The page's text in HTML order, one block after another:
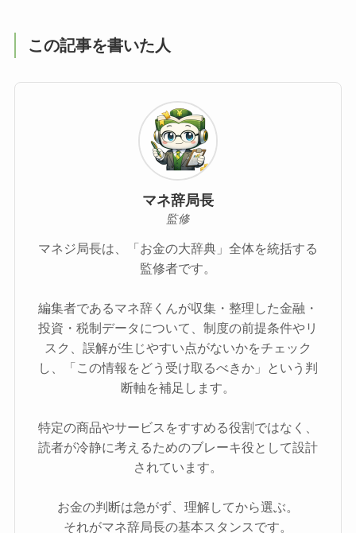
この記事を書いた人
マネ辞局長
監修
マネジ局長は、「お金の大辞典」全体を統括する
監修者です。
編集者であるマネ辞くんが収集・整理した金融・
投資・税制データについて、制度の前提条件やリ
スク、誤解が生じやすい点がないかをチェック
し、「この情報をどう受け取るべきか」という判
断軸を補足します。
特定の商品やサービスをすすめる役割ではなく、
読者が冷静に考えるためのブレーキ役として設計
されています。
お金の判断は急がず、理解してから選ぶ。
それがマネ辞局長の基本スタンスです。